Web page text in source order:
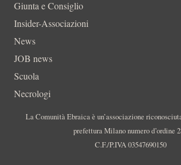
Giunta e Consiglio
Insider-Associazioni
News
JOB news
Scuola
Necrologi
La Comunità Ebraica è un’associazione
prefettura Milano numero d’ordine
C.F./P.IVA 03547690150